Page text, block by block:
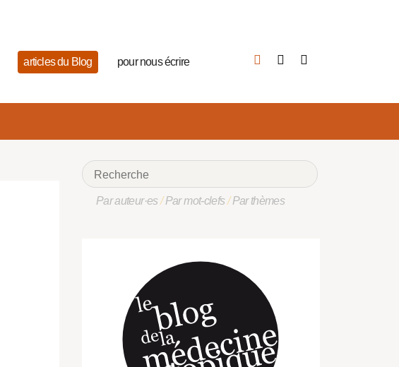
articles du Blog pour nous écrire
Par auteur·es/Par mot-clefs/Par thèmes